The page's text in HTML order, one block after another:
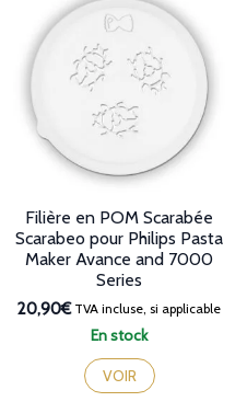
En stock
Filière en POM Scarabée
Scarabeo pour Philips Pasta
Maker Avance and 7000
Series
20,90€TVA incluse, si applicable
VOIR